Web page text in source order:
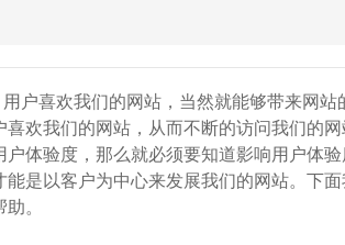
喜欢我们的网站，当然就能够带来网站
欢我们的网站，从而不断的访问我们的
户体验度，那么就必须要知道影响用户体
是以客户为中心来发展我们的网站。下
。